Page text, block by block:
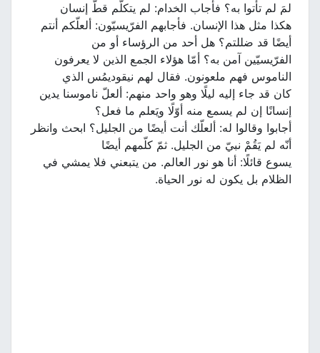
لمَ لم تأتوا به؟ فأجاب الخدام: لم يتكلّم قطّ إنسان
هكذا مثل هذا الإنسان. فأجابهم الفرّيسيّون: ألعلّكم أنتم
أيضًا قد ضللتم؟ هل أحد من الرؤساء أو من
الفرّيسيّين آمن به؟ أمّا هؤلاء الجمع الذين لا يعرفون
الناموس فهم ملعونون. فقال لهم نيقوديمُس الذي
كان قد جاء إليه ليلًا وهو واحد منهم: ألعلّ ناموسنا يدين
إنسانًا إن لم يسمع منه أوّلًا ويَعلم ما فعل؟
أجابوا وقالوا له: ألعلّك أنت أيضًا من الجليل؟ ابحث وانظر
أنّه لم يَقُمْ نبيّ من الجليل. ثمّ كلّمهم أيضًا
يسوع قائلًا: أنا هو نور العالم. من يتبعني فلا يمشي في
الظلام بل يكون له نور الحياة.